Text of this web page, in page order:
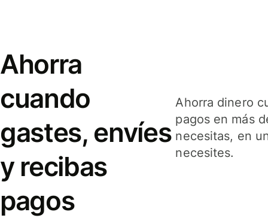
Ahorra
cuando
gastes, envíes
y recibas
pagos
Ahorra dinero
pagos en más
necesitas, en
necesites.